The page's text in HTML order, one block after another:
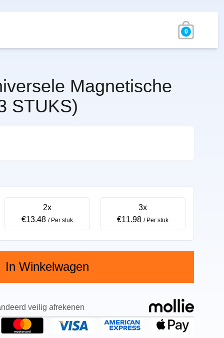
0
Magnetische
STUKS)
2x
€13.48 / Per stuk
3x
€11.98 / Per stuk
In Winkelwagen
veilig afrekenen